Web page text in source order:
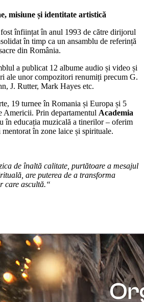
misiune și identitate artistică
înființat în anul 1993 de către dirijorul
în timp ca un ansamblu de referință
din România.
a publicat 12 albume audio și video și
ale unor compozitori renumiți precum G.
J. Rutter, Mark Hayes etc.
19 turnee în Romania și Europa și 5
Americii. Prin departamentul Academia
în educația muzicală a tinerilor – oferim
în zone laice și spirituale.
de înaltă calitate, purtătoare a mesajul
are puterea de a transforma
care ascultă.“